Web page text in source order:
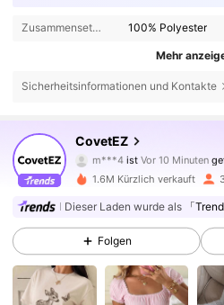
Zusammensetzung: 100% Polyester
Mehr
Sicherheitsinformationen und Kontakte
CovetEZ
a***aist am Durchsuchen
4,77
175K Follower
4,77
175K Follower
1.6M Kürzlich verkauft
Dieser Laden wurde als 「
Folgen